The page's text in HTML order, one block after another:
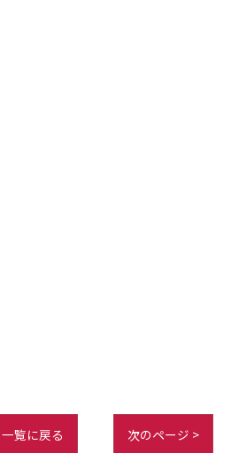
一覧に戻る 次のページ >